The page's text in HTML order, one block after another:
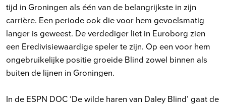
tijd in Groningen als één van de belangrijkste in zijn
carrière. Een periode ook die voor hem gevoelsmatig
langer is geweest. De verdediger liet in Euroborg zien
een Eredivisiewaardige speler te zijn. Op een voor hem
ongebruikelijke positie groeide Blind zowel binnen als
buiten de lijnen in Groningen.
In de ESPN DOC ‘De wilde haren van Daley Blind’ gaat de